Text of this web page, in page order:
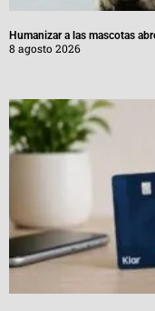
Humanizar a las mascotas
8 agosto 2026